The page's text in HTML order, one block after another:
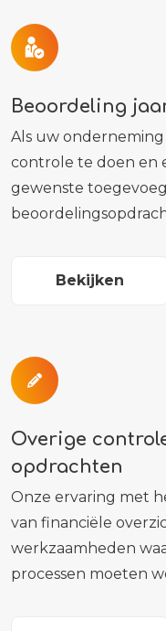
Beoordeling
Als uw
controle te doen en
gewenste
Bekijken
Overige
opdrachten
Onze ervaring met
van financiële
werkzaamheden
processen moeten